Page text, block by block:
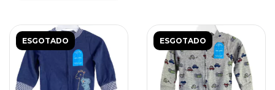
ESGOTADO ESGOTADO